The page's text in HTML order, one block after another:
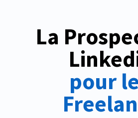
La
pour